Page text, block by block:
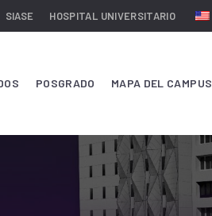
SIASE HOSPITAL UNIVERSITARIO
POSGRADO MAPA DEL CAMPUS